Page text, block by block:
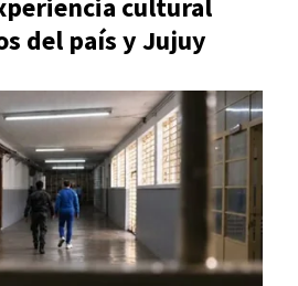
cultural
del país y Jujuy